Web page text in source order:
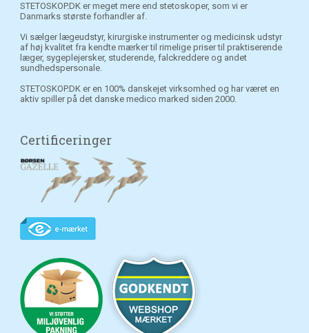
STETOSKOP.DK er meget mere end stetoskoper, som vi er
Danmarks største forhandler af.
Vi sælger lægeudstyr, kirurgiske instrumenter og medicinsk udstyr
af høj kvalitet fra kendte mærker til rimelige priser til praktiserende
læger, sygeplejersker, studerende, falckreddere og andet
sundhedspersonale.
STETOSKOP.DK er en 100% danskejet virksomhed og har været en
aktiv spiller på det danske medico marked siden 2000.
Certificeringer